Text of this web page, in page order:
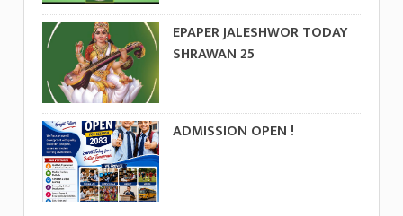
EPAPER JALESHWOR TODAY
SHRAWAN 25
ADMISSION OPEN !